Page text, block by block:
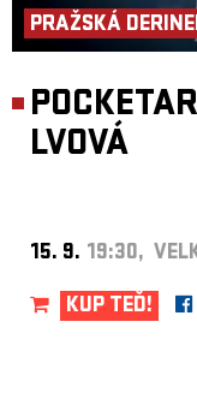
PRAŽSKÁ
LVOVÁ
15. 9. 19:30,
KUP TEĎ!